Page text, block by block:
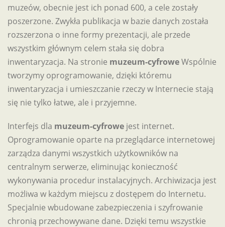
muzeów, obecnie jest ich ponad 600, a cele zostały
poszerzone. Zwykła publikacja w bazie danych została
rozszerzona o inne formy prezentacji, ale przede
wszystkim głównym celem stała się dobra
inwentaryzacja. Na stronie muzeum-cyfroweWspólnie
tworzymy oprogramowanie, dzięki któremu
inwentaryzacja i umieszczanie rzeczy w Internecie stają
się nie tylko łatwe, ale i przyjemne.
Interfejs dla muzeum-cyfrowe jest internet.
Oprogramowanie oparte na przeglądarce internetowej
zarządza danymi wszystkich użytkowników na
centralnym serwerze, eliminując konieczność
wykonywania procedur instalacyjnych. Archiwizacja jest
możliwa w każdym miejscu z dostępem do Internetu.
Specjalnie wbudowane zabezpieczenia i szyfrowanie
chronią przechowywane dane. Dzięki temu wszystkie